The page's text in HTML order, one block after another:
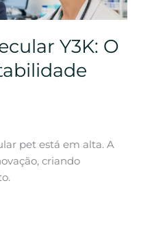
Y3K: O
pet está em alta. A
criando